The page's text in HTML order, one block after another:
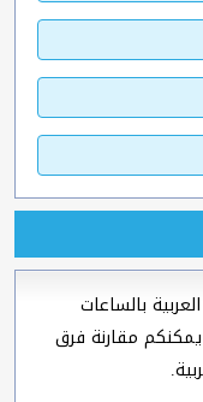
بالساعات
يمكنكم مقارنة فرق